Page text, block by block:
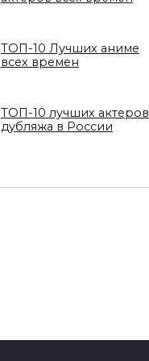
ТОП-10 Лучших аниме
всех времен
ТОП-10 лучших актеров
дубляжа в России